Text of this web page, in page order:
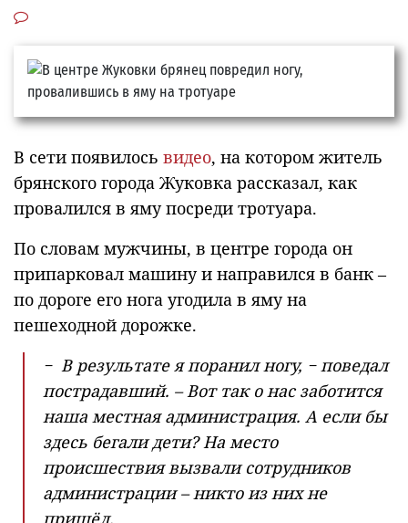
В сети появилось видео, на котором житель
брянского города Жуковка рассказал, как
провалился в яму посреди тротуара.
По словам мужчины, в центре города он
припарковал машину и направился в банк –
по дороге его нога угодила в яму на
пешеходной дорожке.
− В результате я поранил ногу, − поведал
пострадавший. – Вот так о нас заботится
наша местная администрация. А если бы
здесь бегали дети? На место
происшествия вызвали сотрудников
администрации – никто из них не
пришёл.